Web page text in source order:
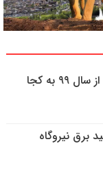
انتقال سهام عدالت متوفیان بعد از سال ۹۹ به کجا
برق نیروگاه